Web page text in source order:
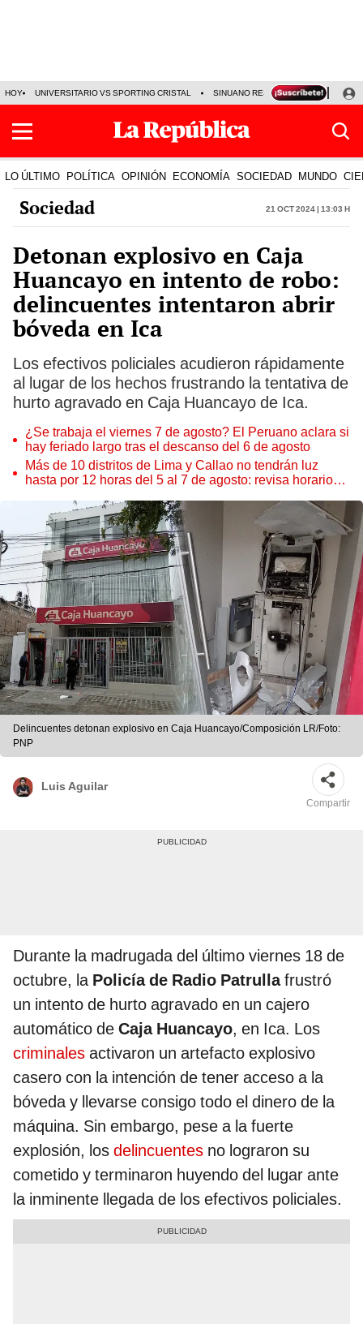
HOY UNIVERSITARIO VS SPORTING CRISTAL SINUANO RESULTADOS HOY
LO ÚLTIMO POLÍTICA OPINIÓN ECONOMÍA SOCIEDAD MUNDO
Sociedad 21 Oct 2024 | 13:03 h
Detonan explosivo en Caja
Huancayo en intento de robo:
delincuentes intentaron abrir
bóveda en Ica
Los efectivos policiales acudieron rápidamente
al lugar de los hechos frustrando la tentativa de
hurto agravado en Caja Huancayo de Ica.
¿Se trabaja el viernes 7 de agosto? El Peruano aclara si
hay feriado largo tras el descanso del 6 de agosto
Más de 10 distritos de Lima y Callao no tendrán luz
hasta por 12 horas del 5 al 7 de agosto: revisa horarios y
Delincuentes detonan explosivo en Caja Huancayo/Composición LR/Foto:
PNP
Luis Aguilar
Compartir
Durante la madrugada del último viernes 18 de
octubre, laPolicía de Radio Patrullafrustró
un intento de hurto agravado en un cajero
automático de Caja Huancayo, en Ica. Los
criminales activaron un artefacto explosivo
casero con la intención de tener acceso a la
bóveda y llevarse consigo todo el dinero de la
máquina. Sin embargo, pese a la fuerte
explosión, los delincuentes no lograron su
cometido y terminaron huyendo del lugar ante
la inminente llegada de los efectivos policiales.